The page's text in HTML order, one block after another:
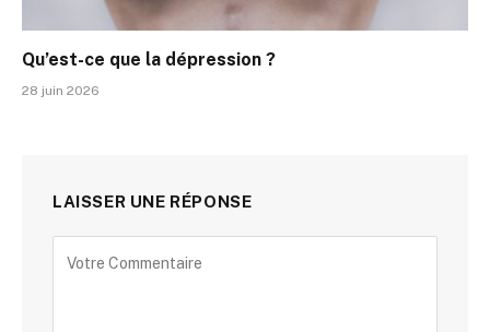
Qu’est-ce que la dépression ?
28 juin 2026
LAISSER UNE RÉPONSE